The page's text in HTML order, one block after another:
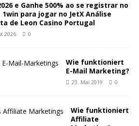
e Ganhe 500% ao se registrar no
1win para jogar no JetX Análise
de Leon Casino Portugal
2026 0
Wie funktioniert
E-Mail Marketing?
23. Mai 2019 0
Wie funktioniert
Affiliate